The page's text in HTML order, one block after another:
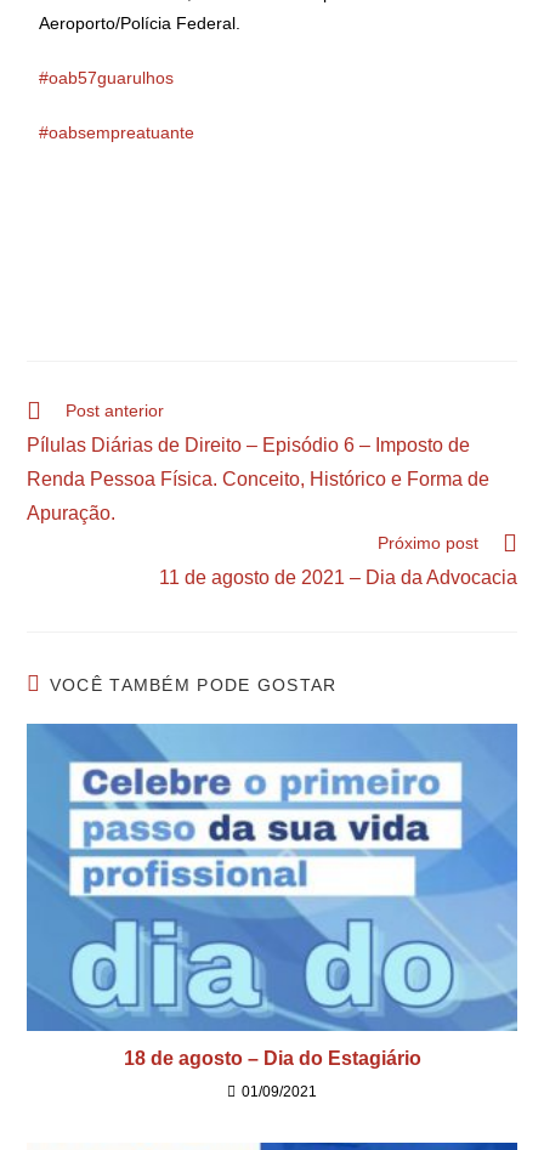
Aeroporto/Polícia Federal.
#oab57guarulhos
#oabsempreatuante
Post anterior
Pílulas Diárias de Direito – Episódio 6 – Imposto de
Renda Pessoa Física. Conceito, Histórico e Forma de
Apuração.
Próximo post
11 de agosto de 2021 – Dia da Advocacia
VOCÊ TAMBÉM PODE GOSTAR
18 de agosto – Dia do Estagiário
01/09/2021